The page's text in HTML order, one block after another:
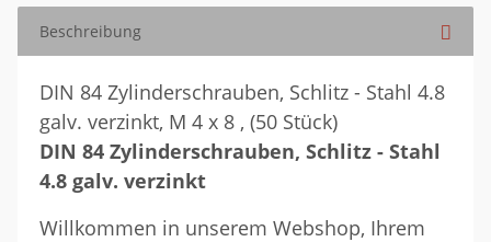
Beschreibung
DIN 84 Zylinderschrauben, Schlitz - Stahl 4.8
galv. verzinkt, M 4 x 8 , (50 Stück)
DIN 84 Zylinderschrauben, Schlitz - Stahl
4.8 galv. verzinkt
Willkommen in unserem Webshop, Ihrem